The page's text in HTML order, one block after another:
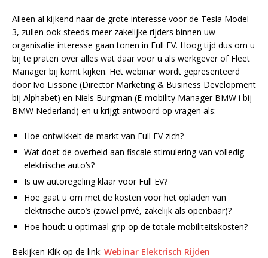
Alleen al kijkend naar de grote interesse voor de Tesla Model
3, zullen ook steeds meer zakelijke rijders binnen uw
organisatie interesse gaan tonen in Full EV. Hoog tijd dus om u
bij te praten over alles wat daar voor u als werkgever of Fleet
Manager bij komt kijken. Het webinar wordt gepresenteerd
door Ivo Lissone (Director Marketing & Business Development
bij Alphabet) en Niels Burgman (‎E-mobility Manager BMW i bij
BMW Nederland) en u krijgt antwoord op vragen als:
Hoe ontwikkelt de markt van Full EV zich?
Wat doet de overheid aan fiscale stimulering van volledig
elektrische auto’s?
Is uw autoregeling klaar voor Full EV?
Hoe gaat u om met de kosten voor het opladen van
elektrische auto’s (zowel privé, zakelijk als openbaar)?
Hoe houdt u optimaal grip op de totale mobiliteitskosten?
Bekijken Klik op de link: Webinar Elektrisch Rijden